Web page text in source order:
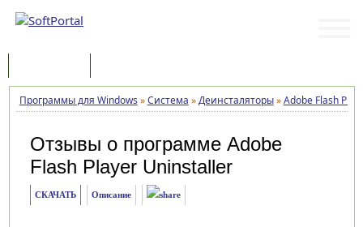
Программы для Windows »Система »Деинсталяторы»Adobe Flash
Отзывы о программе Adobe
Flash Player Uninstaller
СКАЧАТЬ Описание